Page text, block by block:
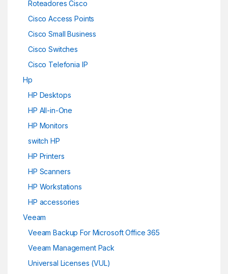
Roteadores Cisco
Cisco Access Points
Cisco Small Business
Cisco Switches
Cisco Telefonia IP
Hp
HP Desktops
HP All-in-One
HP Monitors
switch HP
HP Printers
HP Scanners
HP Workstations
HP accessories
Veeam
Veeam Backup For Microsoft Office 365
Veeam Management Pack
Universal Licenses (VUL)